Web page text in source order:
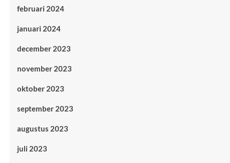
februari 2024
januari 2024
december 2023
november 2023
oktober 2023
september 2023
augustus 2023
juli 2023